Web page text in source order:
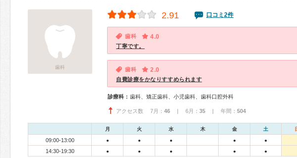
歯科
2.91 口コミ2件
歯科 4.0
丁寧です。
歯科 2.0
自費診療をかなりすすめられます
診療科： 歯科、矯正歯科、小児歯科、歯科口腔外科
アクセス数 7月： 46 | 6月： 35 | 年間： 504
月 火 水 木 金 土
09:00-13:00 ● ● ● ● ●
14:30-19:30 ● ● ● ● ●